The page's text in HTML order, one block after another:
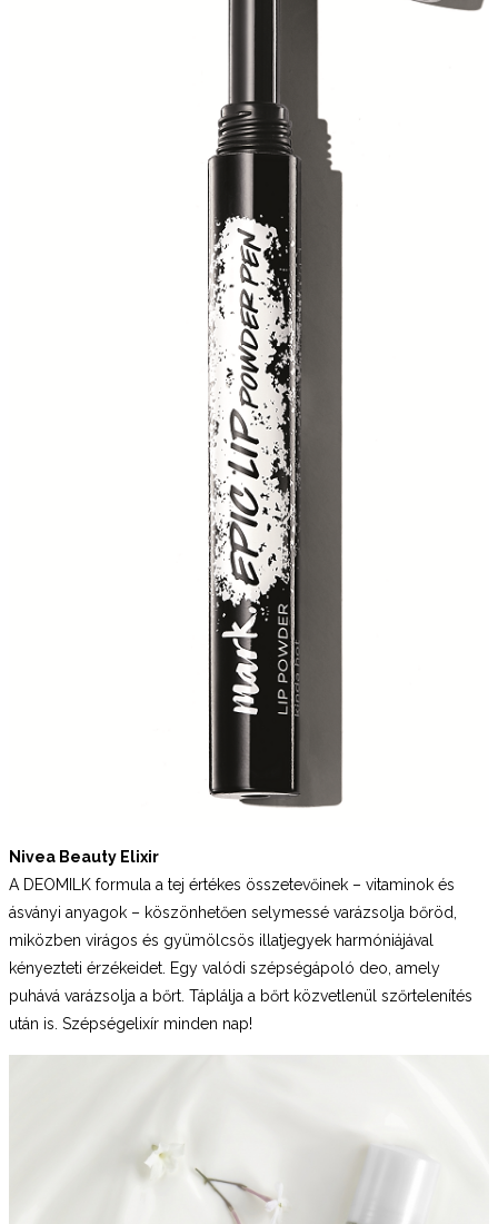
Nivea Beauty Elixir
A DEOMILK formula a tej értékes összetevőinek – vitaminok és
ásványi anyagok – köszönhetően selymessé varázsolja bőröd,
miközben virágos és gyümölcsös illatjegyek harmóniájával
kényezteti érzékeidet. Egy valódi szépségápoló deo, amely
puhává varázsolja a bőrt. Táplálja a bőrt közvetlenül szőrtelenítés
után is. Szépségelixír minden nap!